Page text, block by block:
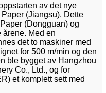
av det nye
(Jiangsu). Dette
(Dongguan) og
Med en
det to maskiner med
for 500 m/min og den
ble bygget av Hangzhou
Co., Ltd., og for
et komplett sett med